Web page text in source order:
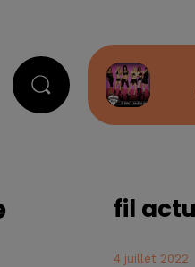
fil
4 juillet 2022